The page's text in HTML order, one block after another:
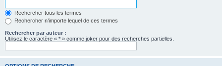
Rechercher tous les termes
Rechercher n’importe lequel de ces termes
Rechercher par auteur :
Utilisez le caractère « * » comme joker pour des recherches partielles.